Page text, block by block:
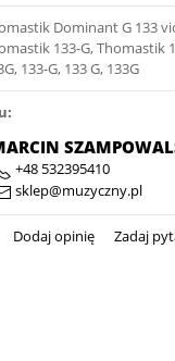
Dominant G 133
133-G, Thomastik
133-G, 133 G, 133G
+48 532395410
sklep@muzyczny.pl
Dodaj opinię Zadaj